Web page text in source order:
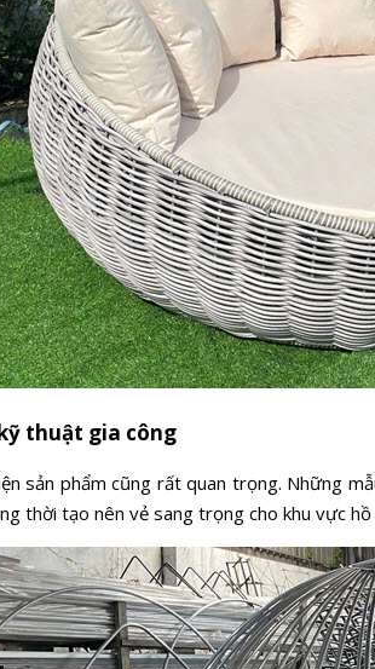
thuật gia công
sản phẩm cũng rất quan trọng. Những
thời tạo nên vẻ sang trọng cho khu vực